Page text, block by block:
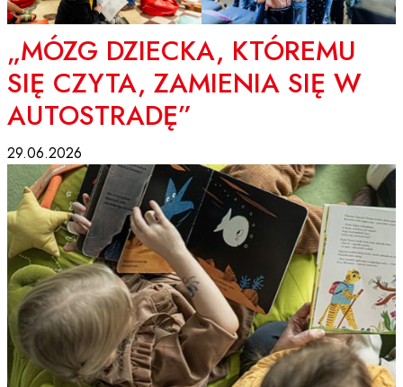
„MÓZG DZIECKA, KTÓREMU
SIĘ CZYTA, ZAMIENIA SIĘ W
AUTOSTRADĘ”
29.06.2026